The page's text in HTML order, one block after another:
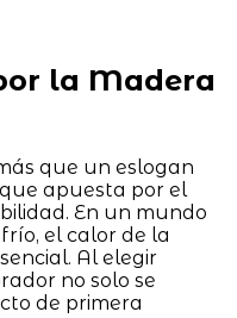
la Madera
que un eslogan
apuesta por el
En un mundo
el calor de la
Al elegir
no solo se
de primera